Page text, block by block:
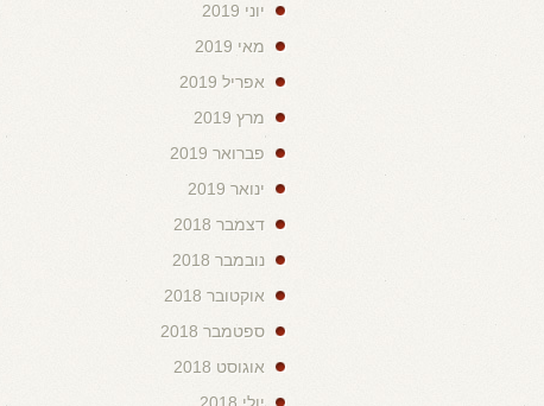
יוני 2019
מאי 2019
אפריל 2019
מרץ 2019
פברואר 2019
ינואר 2019
דצמבר 2018
נובמבר 2018
אוקטובר 2018
ספטמבר 2018
אוגוסט 2018